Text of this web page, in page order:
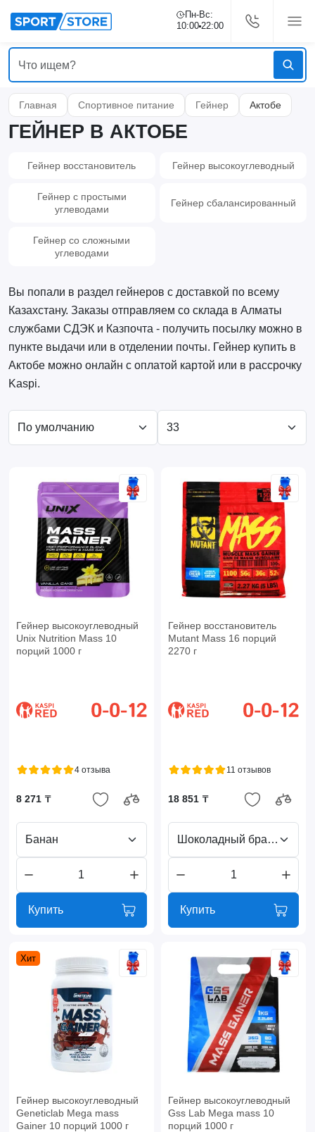
Пн-Вс:
10:00 22:00
Главная Спортивное питание Гейнер Актобе
ГЕЙНЕР В АКТОБЕ
Гейнер восстановитель Гейнер высокоуглеводный
Гейнер с простыми
углеводами
Гейнер сбалансированный
Гейнер со сложными
углеводами
Вы попали в раздел гейнеров с доставкой по всему
Казахстану. Заказы отправляем со склада в Алматы
службами СДЭК и Казпочта - получить посылку можно в
пункте выдачи или в отделении почты. Гейнер купить в
Актобе можно онлайн с оплатой картой или в рассрочку
Kaspi.
Гейнер высокоуглеводный
Unix Nutrition Mass 10
порций 1000 г
4 отзыва
8 271 ₸
Банан
Купить
Гейнер восстановитель
Mutant Mass 16 порций
2270 г
11 отзывов
18 851 ₸
Шоколадный брауни
Купить
Хит
Гейнер высокоуглеводный
Geneticlab Mega mass
Gainer 10 порций 1000 г
Гейнер высокоуглеводный
Gss Lab Mega mass 10
порций 1000 г